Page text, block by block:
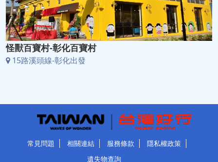
怪獸百寶村-彰化百寶村
15路溪頭線-彰化出發
常見問題 相關連結 服務條款
隱私權政策
遺失物查詢